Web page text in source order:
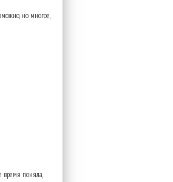
но многое,
время поняла,